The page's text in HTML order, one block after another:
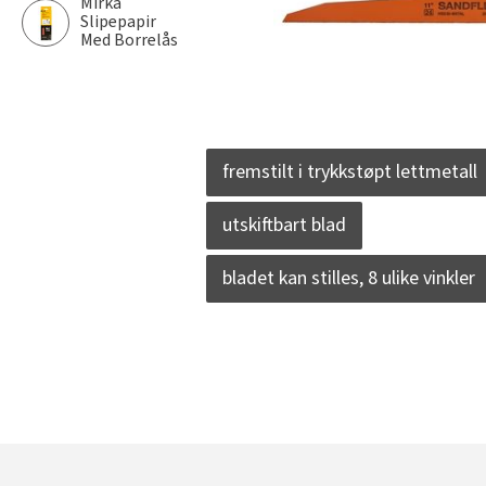
Slipepapir
Med Borrelås
fremstilt i trykkstøpt lettmetall
utskiftbart blad
bladet kan stilles, 8 ulike vinkler